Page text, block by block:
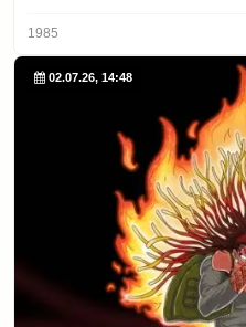
1985
02.07.26, 14:48